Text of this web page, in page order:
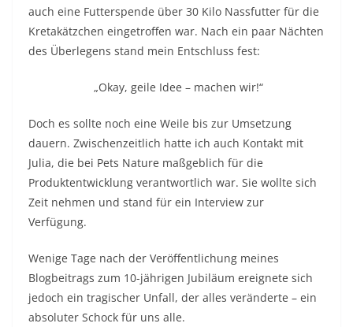
auch eine Futterspende über 30 Kilo Nassfutter für die
Kretakätzchen eingetroffen war. Nach ein paar Nächten
des Überlegens stand mein Entschluss fest:
„Okay, geile Idee – machen wir!“
Doch es sollte noch eine Weile bis zur Umsetzung
dauern. Zwischenzeitlich hatte ich auch Kontakt mit
Julia, die bei Pets Nature maßgeblich für die
Produktentwicklung verantwortlich war. Sie wollte sich
Zeit nehmen und stand für ein Interview zur
Verfügung.
Wenige Tage nach der Veröffentlichung meines
Blogbeitrags zum 10-jährigen Jubiläum ereignete sich
jedoch ein tragischer Unfall, der alles veränderte – ein
absoluter Schock für uns alle.